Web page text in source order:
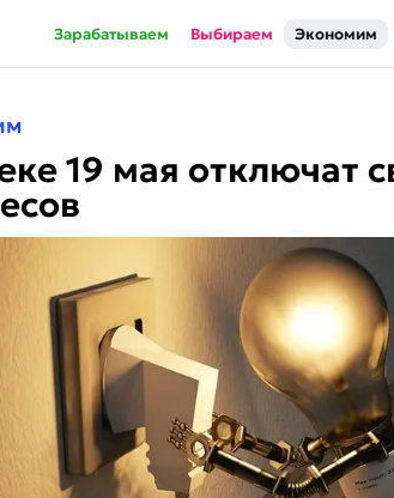
Зарабатываем Выбираем Экономим
19 мая отключат